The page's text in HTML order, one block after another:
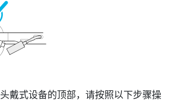
戴式设备的顶部，请按照以下步骤操